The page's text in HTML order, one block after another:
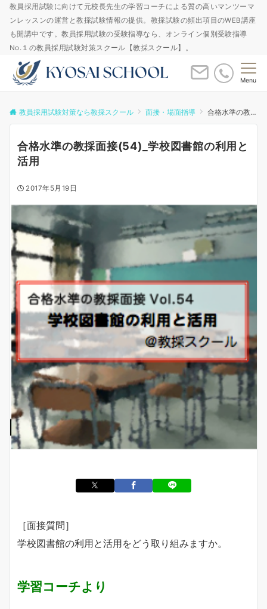
教員採用試験に向けて元校長先生の学習コーチによる質の高いマンツーマ
ンレッスンの運営と教採試験情報の提供。教採試験の頻出項目のWEB講座
も開講中です。教員採用試験の受験指導なら、オンライン個別受験指導
No.１の教員採用試験対策スクール【教採スクール】。
Menu
教員採用試験対策なら教採スクール 面接・場面指導 合格水準の教採面接(54)_学校図書館の利用と活用
合格水準の教採面接(54)_学校図書館の利用と
活用
2017年5月19日
［面接質問］
学校図書館の利用と活用をどう取り組みますか。
学習コーチより